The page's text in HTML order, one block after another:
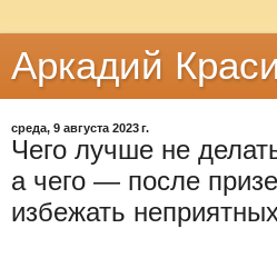
Аркадий
среда, 9 августа 2023 г.
Чего лучше не
а чего — после
избежать